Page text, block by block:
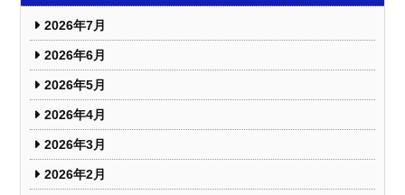
2026年7月
2026年6月
2026年5月
2026年4月
2026年3月
2026年2月